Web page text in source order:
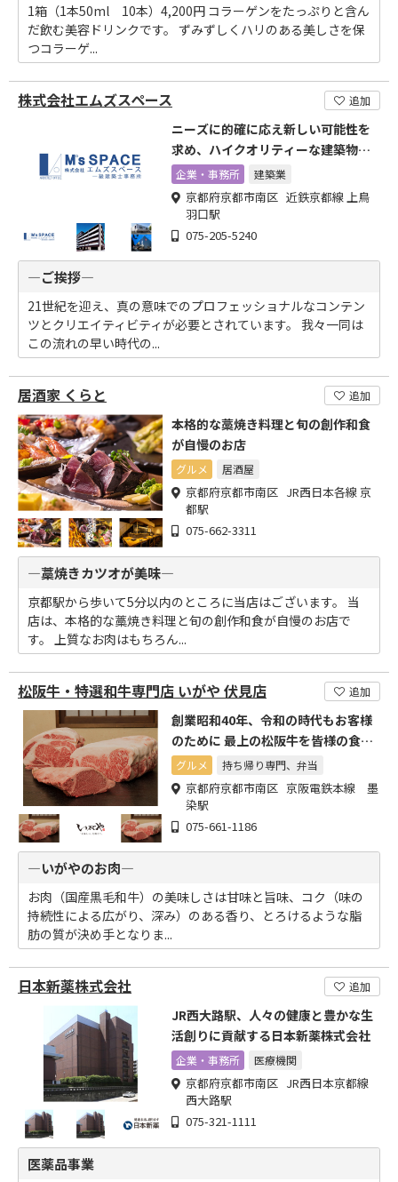
1箱（1本50ml 10本）4,200円 コラーゲンをたっぷりと含ん
だ飲む美容ドリンクです。 ずみずしくハリのある美しさを保
つコラーゲ...
株式会社エムズスペース 追加
ニーズに的確に応え新しい可能性を
求め、ハイクオリティーな建築物を
造形
企業・事務所 建築業
京都府京都市南区 近鉄京都線 上鳥
羽口駅
075-205-5240
―ご挨拶―
21世紀を迎え、真の意味でのプロフェッショナルなコンテン
ツとクリエイティビティが必要とされています。 我々一同は
この流れの早い時代の...
居酒家 くらと 追加
本格的な藁焼き料理と旬の創作和食
が自慢のお店
グルメ 居酒屋
京都府京都市南区 JR西日本各線 京
都駅
075-662-3311
―藁焼きカツオが美味―
京都駅から歩いて5分以内のところに当店はございます。 当
店は、本格的な藁焼き料理と旬の創作和食が自慢のお店で
す。 上質なお肉はもちろん...
松阪牛・特選和牛専門店 いがや 伏見店 追加
創業昭和40年、令和の時代もお客様
のために 最上の松阪牛を皆様の食卓
へお届けします。
グルメ 持ち帰り専門、弁当
京都府京都市南区 京阪電鉄本線 墨
染駅
075-661-1186
―いがやのお肉―
お肉（国産黒毛和牛）の美味しさは甘味と旨味、コク（味の
持続性による広がり、深み）のある香り、とろけるような脂
肪の質が決め手となりま...
日本新薬株式会社 追加
JR西大路駅、人々の健康と豊かな生
活創りに貢献する日本新薬株式会社
企業・事務所 医療機関
京都府京都市南区 JR西日本京都線
西大路駅
075-321-1111
医薬品事業